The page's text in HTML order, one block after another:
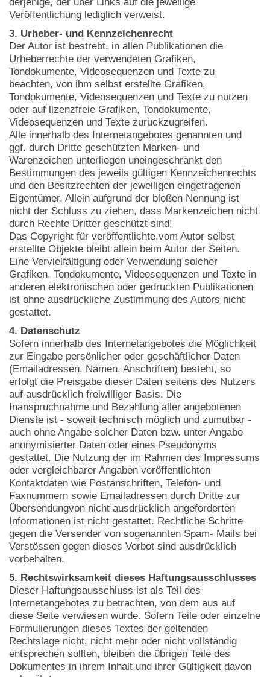
Veröffentlichung lediglich verweist.
3. Urheber- und Kennzeichenrecht
Der Autor ist bestrebt, in allen Publikationen die
Urheberrechte der verwendeten Grafiken,
Tondokumente, Videosequenzen und Texte zu
beachten, von ihm selbst erstellte Grafiken,
Tondokumente, Videosequenzen und Texte zu nutzen
oder auf lizenzfreie Grafiken, Tondokumente,
Videosequenzen und Texte zurückzugreifen.
Alle innerhalb des Internetangebotes genannten und
ggf. durch Dritte geschützten Marken- und
Warenzeichen unterliegen uneingeschränkt den
Bestimmungen des jeweils gültigen Kennzeichenrechts
und den Besitzrechten der jeweiligen eingetragenen
Eigentümer. Allein aufgrund der bloßen Nennung ist
nicht der Schluss zu ziehen, dass Markenzeichen nicht
durch Rechte Dritter geschützt sind!
Das Copyright für veröffentlichte,vom Autor selbst
erstellte Objekte bleibt allein beim Autor der Seiten.
Eine Vervielfältigung oder Verwendung solcher
Grafiken, Tondokumente, Videosequenzen und Texte in
anderen elektronischen oder gedruckten Publikationen
ist ohne ausdrückliche Zustimmung des Autors nicht
gestattet.
4. Datenschutz
Sofern innerhalb des Internetangebotes die Möglichkeit
zur Eingabe persönlicher oder geschäftlicher Daten
(Emailadressen, Namen, Anschriften) besteht, so
erfolgt die Preisgabe dieser Daten seitens des Nutzers
auf ausdrücklich freiwilliger Basis. Die
Inanspruchnahme und Bezahlung aller angebotenen
Dienste ist - soweit technisch möglich und zumutbar -
auch ohne Angabe solcher Daten bzw. unter Angabe
anonymisierter Daten oder eines Pseudonyms
gestattet. Die Nutzung der im Rahmen des Impressums
oder vergleichbarer Angaben veröffentlichten
Kontaktdaten wie Postanschriften, Telefon- und
Faxnummern sowie Emailadressen durch Dritte zur
Übersendungvon nicht ausdrücklich angeforderten
Informationen ist nicht gestattet. Rechtliche Schritte
gegen die Versender von sogenannten Spam- Mails bei
Verstössen gegen dieses Verbot sind ausdrücklich
vorbehalten.
5. Rechtswirksamkeit dieses Haftungsausschlusses
Dieser Haftungsausschluss ist als Teil des
Internetangebotes zu betrachten, von dem aus auf
diese Seite verwiesen wurde. Sofern Teile oder einzelne
Formulierungen dieses Textes der geltenden
Rechtslage nicht, nicht mehr oder nicht vollständig
entsprechen sollten, bleiben die übrigen Teile des
Dokumentes in ihrem Inhalt und ihrer Gültigkeit davon